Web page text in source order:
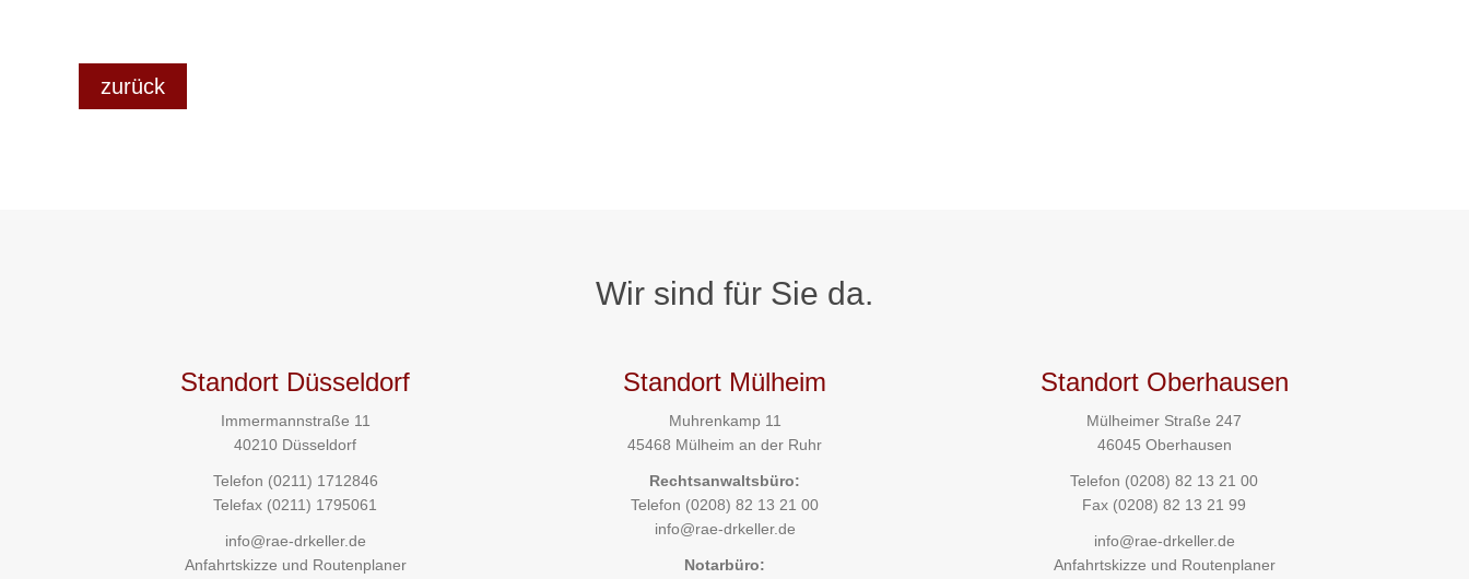
zurück
Wir sind für Sie da.
Standort Düsseldorf
Immermannstraße 11
40210 Düsseldorf
Telefon (0211) 1712846
Telefax (0211) 1795061
info@rae-drkeller.de
Anfahrtskizze und Routenplaner
Standort Mülheim
Muhrenkamp 11
45468 Mülheim an der Ruhr
Rechtsanwaltsbüro:
Telefon (0208) 82 13 21 00
info@rae-drkeller.de
Notarbüro:
Standort Oberhausen
Mülheimer Straße 247
46045 Oberhausen
Telefon (0208) 82 13 21 00
Fax (0208) 82 13 21 99
info@rae-drkeller.de
Anfahrtskizze und Routenplaner